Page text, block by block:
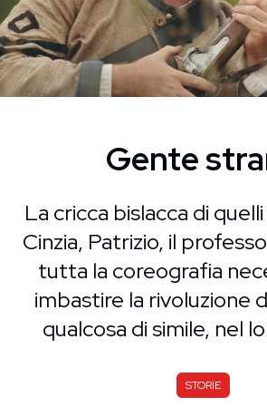
Gente
La cricca bislacca di
Cinzia, Patrizio, il
tutta la coreografia
imbastire la rivoluzione
qualcosa di simile, nel
STORIE